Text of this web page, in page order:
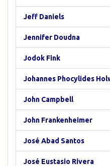
Jeff Daniels
Jennifer Doudna
Jodok Fink
Johannes Phocylides
John Campbell
John Frankenheimer
José Abad Santos
José Eustasio Rivera